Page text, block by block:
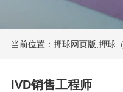
当前位置： 押球网页版,押球
IVD销售工程师